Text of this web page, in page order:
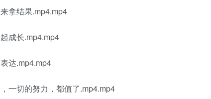
拿结果.mp4.mp4
成长.mp4.mp4
达.mp4.mp4
一切的努力，都值了.mp4.mp4